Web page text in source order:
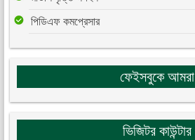
পিডিএফ কমপ্রেসার
ফেইসবুকে আমরা
ভিজিটর কাউন্টার